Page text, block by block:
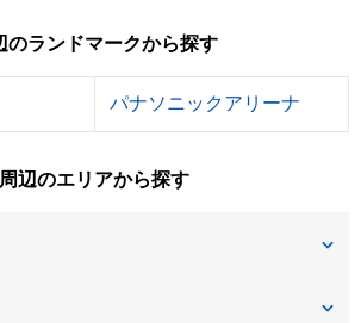
のランドマークから探す
パナソニックアリーナ
周辺のエリアから探す